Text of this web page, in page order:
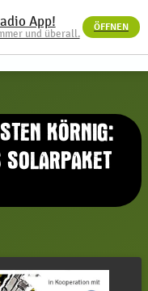
menu
KÖRNIG:
App!
und überall.
ÖFFNEN